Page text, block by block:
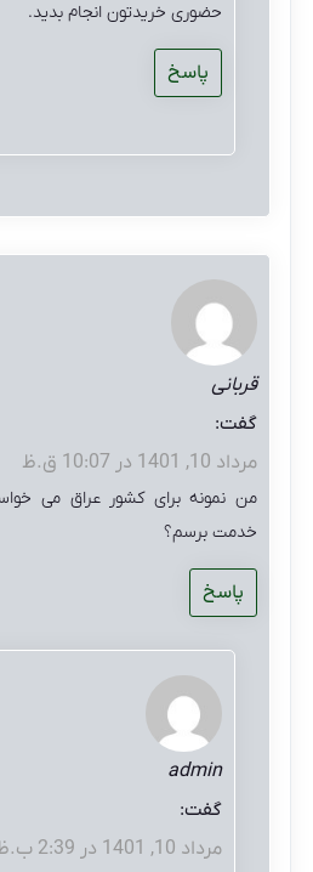
حضوری خریدتون انجام بدید.
پاسخ
قربانی
گفت:
مرداد 10, 1401 در 10:07 ق.ظ
من نمونه برای کشور عراق می
خدمت برسم؟
پاسخ
admin
گفت:
مرداد 10, 1401 در 2:39 ب.ظ